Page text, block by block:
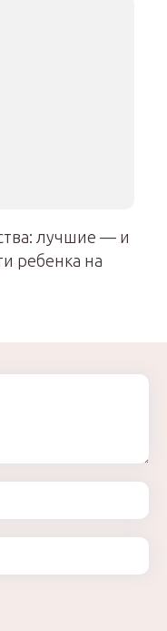
лучшие — и
ребенка на